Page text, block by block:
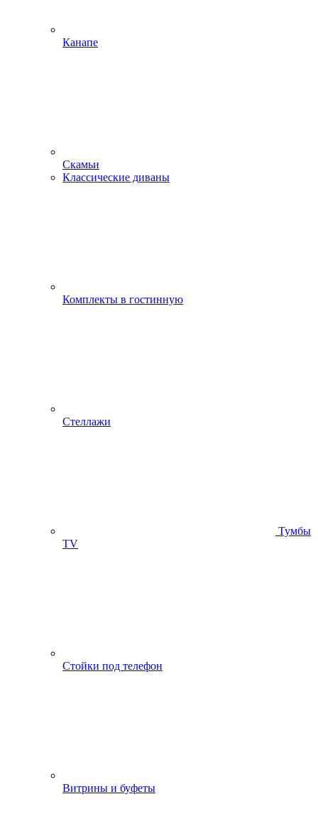
Канапе
Скамьи
Классические диваны
Комплекты в гостинную
Стеллажи
Тумбы
ТV
Стойки под телефон
Витрины и буфеты